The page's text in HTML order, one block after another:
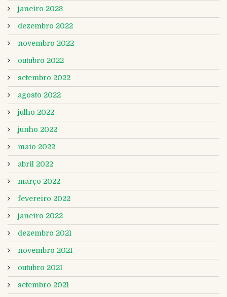
janeiro 2023
dezembro 2022
novembro 2022
outubro 2022
setembro 2022
agosto 2022
julho 2022
junho 2022
maio 2022
abril 2022
março 2022
fevereiro 2022
janeiro 2022
dezembro 2021
novembro 2021
outubro 2021
setembro 2021